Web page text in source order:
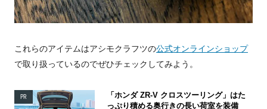
これらのアイテムはアシモクラフツの公式オンラインショップ
で取り扱っているのでぜひチェックしてみよう。
PR
「ホンダ ZR-V クロスツーリング」はた
っぷり積める奥行きの長い荷室を装備